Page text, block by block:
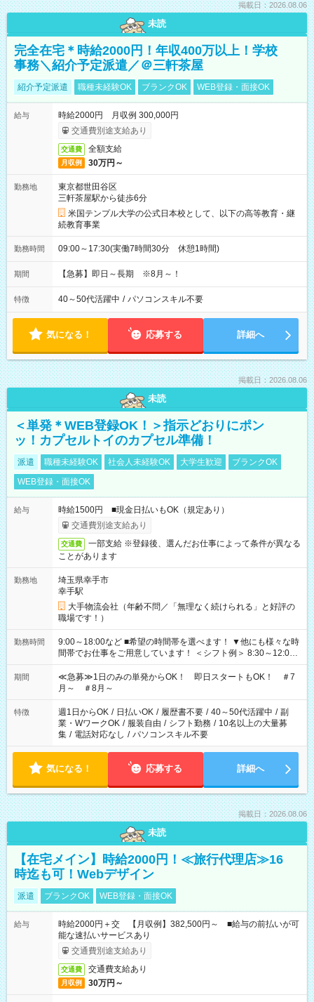
掲載日：2026.08.06
未読
完全在宅＊時給2000円！年収400万以上！学校
事務＼紹介予定派遣／＠三軒茶屋
紹介予定派遣 職種未経験OK ブランクOK WEB登録・面接OK
給与
時給2000円 月収例 300,000円
交通費別途支給あり
交通費 全額支給
月収例 30万円～
勤務地
東京都世田谷区
三軒茶屋駅から徒歩6分
米国テンプル大学の公式日本校として、以下の高等教育・継
続教育事業
勤務時間 09:00～17:30(実働7時間30分 休憩1時間)
期間 【急募】即日～長期 ※8月～！
特徴 40～50代活躍中 / パソコンスキル不要
気になる！ 応募する 詳細へ
掲載日：2026.08.06
未読
＜単発＊WEB登録OK！＞指示どおりにポン
ッ！カプセルトイのカプセル準備！
派遣 職種未経験OK 社会人未経験OK 大学生歓迎
ブランクOK
WEB登録・面接OK
給与
時給1500円 ■現金日払いもOK（規定あり）
交通費別途支給あり
交通費
一部支給 ※登録後、選んだお仕事によって条件が異なる
ことがあります
勤務地
埼玉県幸手市
幸手駅
大手物流会社（年齢不問／「無理なく続けられる」と好評の
職場です！）
勤務時間
9:00～18:00など ■希望の時間帯を選べます！ ▼他にも様々な時
間帯でお仕事をご用意しています！ ＜シフト例＞ 8:30～12:00
17:00～22:00 13:00～22:00 22:00～翌6:00 など
期間
≪急募≫1日のみの単発からOK！ 即日スタートもOK！ ＃7
月～ ＃8月～
特徴 週1日からOK / 日払いOK / 履歴書不要 / 40～50代活躍中 / 副
業・WワークOK / 服装自由 / シフト勤務 / 10名以上の大量募
集 / 電話対応なし / パソコンスキル不要
気になる！ 応募する 詳細へ
掲載日：2026.08.06
未読
【在宅メイン】時給2000円！≪旅行代理店≫16
時迄も可！Webデザイン
派遣 ブランクOK WEB登録・面接OK
給与
時給2000円＋交 【月収例】382,500円～ ■給与の前払いが可
能な速払いサービスあり
交通費別途支給あり
交通費 交通費支給あり
月収例 30万円～